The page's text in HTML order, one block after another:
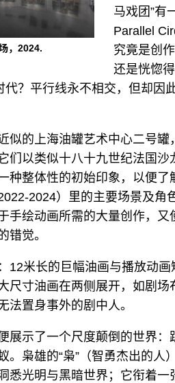
，2024.
马戏团”有
Parallel
究竟是创
还是恍惚
代？平行线永不相交，但却因
似的上海油罐艺术中心二号
们以类似十八十九世纪法国
种整体性的初始印象，以便
2024）里的主要场景及角
手绘动画所需的大量创作，
错觉。
12米长的巨幅油画与播放动
尺寸油画在两侧展开，如剧
法置身事外的剧中人。
展示了一个尺度颠倒的世界
。枭雄的“枭”（智勇杰出的人
悉光明与黑暗世界；它衔着一